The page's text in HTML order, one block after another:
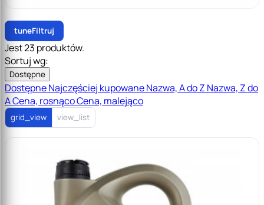
tuneFiltruj
Jest 23 produktów.
Sortuj wg:
Dostępne
DostępneNajczęściej kupowaneNazwa, A do Z Nazwa, Z do
ACena, rosnącoCena, malejąco
grid_view view_list